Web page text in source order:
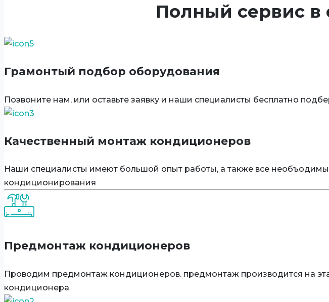
Полный сервис в
Грамонтый подбор оборудования
Позвоните нам, или оставьте заявку и наши специалисты бесплатно
Качественный монтаж кондиционеров
Наши специалисты имеют большой опыт работы, а также все
кондиционирования
Предмонтаж кондиционеров
Проводим предмонтаж кондиционеров. предмонтаж производится на
кондиционера